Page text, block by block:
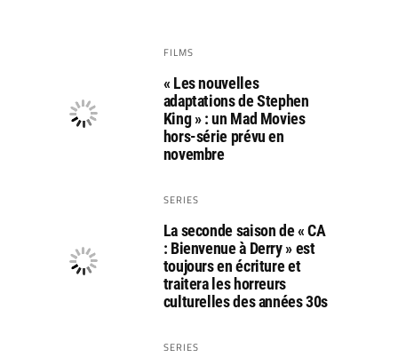
FILMS
« Les nouvelles
adaptations de Stephen
King » : un Mad Movies
hors-série prévu en
novembre
SERIES
La seconde saison de « CA
: Bienvenue à Derry » est
toujours en écriture et
traitera les horreurs
culturelles des années 30s
SERIES